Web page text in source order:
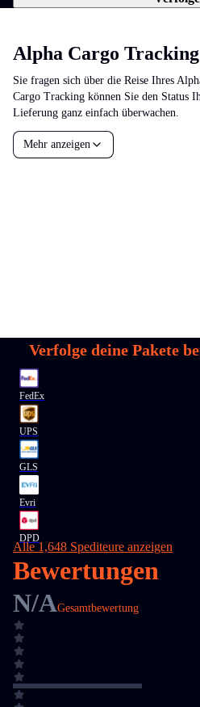
Alpha Cargo Tracking
Sie fragen sich über die Reise Ihres
Cargo Tracking können Sie den Status
Lieferung ganz einfach überwachen.
Mehr anzeigen
Verfolge deine Pakete
FedEx
UPS
GLS
Evri
DPD
Alle 1,648 Spediteure anzeigen
Bewertungen
N/AGesamtbewertung